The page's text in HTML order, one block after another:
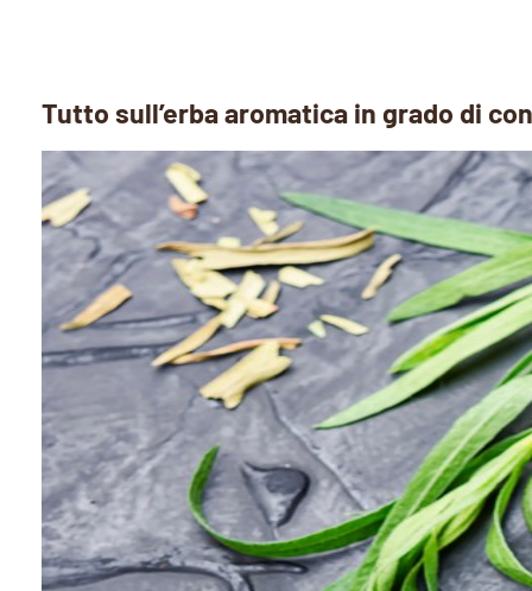
Tutto sull’erba aromatica in grado di